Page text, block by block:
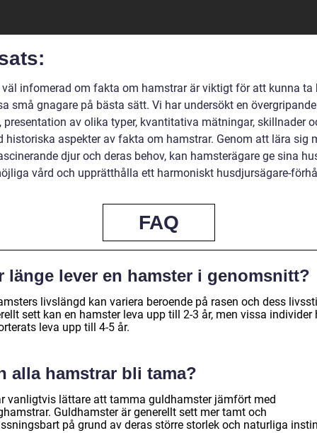
väl infomerad om fakta om hamstrar är viktigt för att kunna ta
små gnagare på bästa sätt. Vi har undersökt en övergripande
presentation av olika typer, kvantitativa mätningar, skillnader
historiska aspekter av fakta om hamstrar. Genom att lära sig
djur och deras behov, kan hamsterägare ge sina
vård och upprätthålla ett harmoniskt husdjursägare-
FAQ
länge lever en hamster i genomsnitt?
livslängd kan variera beroende på rasen och dess
sett kan en hamster leva upp till 2-3 år, men vissa individer
leva upp till 4-5 år.
alla hamstrar bli tama?
vanligtvis lättare att tamma guldhamster jämfört med
Guldhamster är generellt sett mer tamt och
på grund av deras större storlek och naturliga